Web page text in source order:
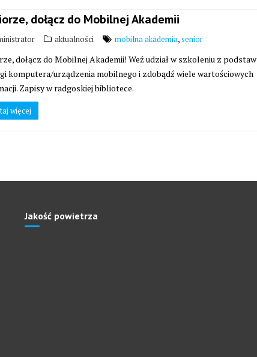
dołącz do Mobilnej Akademii
aktualności mobilna akademia,senior
dołącz do Mobilnej Akademii! Weź udział w szkoleniu z podstaw
komputera/urządzenia mobilnego i zdobądź wiele wartościowych
Zapisy w radgoskiej bibliotece.
więcej
Jakość powietrza